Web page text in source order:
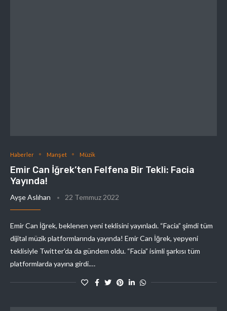
Haberler Manşet Müzik
Emir Can İğrek’ten Felfena Bir Tekli: Facia
Yayında!
Ayşe Aslıhan 22 Temmuz 2022
Emir Can İğrek, beklenen yeni teklisini yayınladı. “Facia” şimdi tüm
dijital müzik platformlarında yayında! Emir Can İğrek, yepyeni
teklisiyle Twitter’da da gündem oldu. “Facia” isimli şarkısı tüm
platformlarda yayına girdi.…